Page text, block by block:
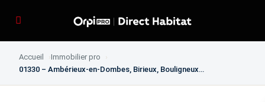
Accueil
Immobilier pro
01330 – Ambérieux-en-Dombes, Birieux, Bouligneux…